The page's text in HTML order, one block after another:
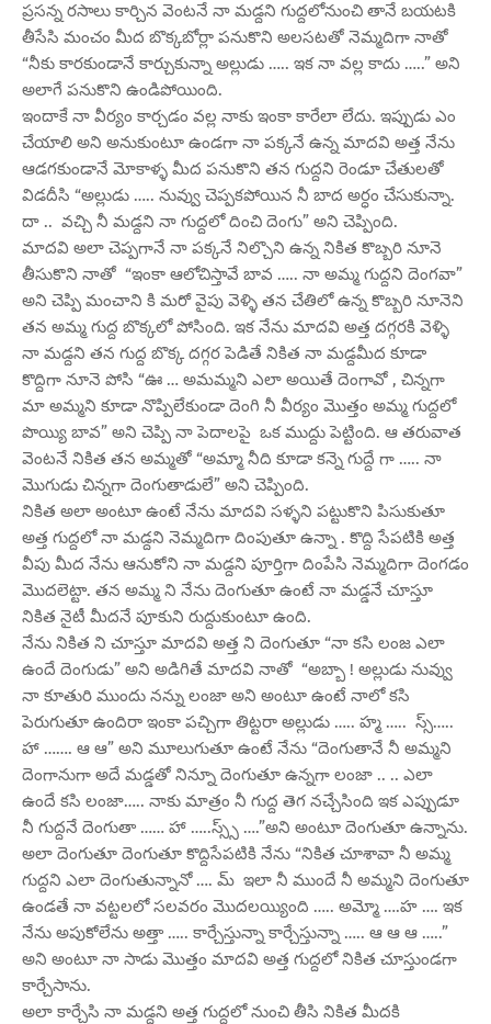
ప్రసన్న రసాలు కార్చిన వెంటనే నా మడ్దని గుద్దలోనుంచి తానే బయటకి
తీసేసి మంచం మీద బొక్కబోర్లా పనుకొని అలసటతో నెమ్మదిగా నాతో
“నీకు కారకుండానే కార్చుకున్నా అల్లుడు ….. ఇక నా వల్ల కాదు …..” అని
అలాగే పనుకొని ఉండిపోయింది.
ఇందాకే నా వీర్యం కార్చడం వల్ల నాకు ఇంకా కారేలా లేదు. ఇప్పుడు ఎం
చేయాలి అని అనుకుంటూ ఉండగా నా పక్కనే ఉన్న మాదవి అత్త నేను
ఆడగకుండానే మోకాళ్ళ మీద పనుకొని తన గుద్దని రెండూ చేతులతో
విడదీసి “అల్లుడు ….. నువ్వు చెప్పకపోయిన నీ బాద అర్ధం చేసుకున్నా.
దా .. వచ్చి నీ మడ్దని నా గుద్దలో దించి దెంగు” అని చెప్పింది.
మాదవి అలా చెప్పగానే నా పక్కనే నిల్చొని ఉన్న నికిత కొబ్బరి నూనె
తీసుకొని నాతో “ఇంకా ఆలోచిస్తావే బావ ….. నా అమ్మ గుద్దని దెంగవా”
అని చెప్పి మంచాని కి మరో వైపు వెళ్ళి తన చేతిలో ఉన్న కొబ్బరి నూనెని
తన అమ్మ గుద్ద బొక్కలో పోసింది. ఇక నేను మాదవి అత్త దగ్గరకి వెళ్ళి
నా మడ్దని తన గుద్ద బొక్క దగ్గర పెడితే నికిత నా మడ్దమీద కూడా
కొద్దిగా నూనె పోసి “ఊ … అమమ్మని ఎలా అయితే దెంగావో , చిన్నగా
మా అమ్మని కూడా నొప్పిలేకుండా దెంగి నీ వీర్యం మొత్తం అమ్మ గుద్దలో
పొయ్యి బావ” అని చెప్పి నా పెదాలపై ఒక ముద్దు పెట్టింది. ఆ తరువాత
వెంటనే నికిత తన అమ్మతో “అమ్మా నీది కూడా కన్నె గుద్దే గా ….. నా
మొగుడు చిన్నగా దెంగుతాడులే” అని చెప్పింది.
నికిత అలా అంటూ ఉంటే నేను మాదవి సళ్ళని పట్టుకొని పిసుకుతూ
అత్త గుద్దలో నా మడ్దని నెమ్మదిగా దింపుతూ ఉన్నా . కొద్ది సేపటికి అత్త
వీపు మీద నేను ఆనుకోని నా మడ్దని పూర్తిగా దింపేసి నెమ్మదిగా దెంగడం
మొదలెట్టా. తన అమ్మ ని నేను దెంగుతూ ఉంటే నా మడ్డనే చూస్తూ
నికిత నైటీ మీదనే పూకుని రుద్దుకుంటూ ఉంది.
నేను నికిత ని చూస్తూ మాదవి అత్త ని దెంగుతూ “నా కసి లంజ ఎలా
ఉందే దెంగుడు” అని అడిగితే మాదవి నాతో “అబ్బా ! అల్లుడు నువ్వు
నా కూతురి ముందు నన్ను లంజా అని అంటూ ఉంటే నాలో కసి
పెరుగుతూ ఉందిరా ఇంకా పచ్చిగా తిట్టరా అల్లుడు ….. హ్మ ….. స్స్…..
హా ……. ఆ ఆ” అని మూలుగుతూ ఉంటే నేను “దెంగుతానే నీ అమ్మని
దెంగానుగా అదే మడ్డతో నిన్నూ దెంగుతూ ఉన్నగా లంజా .. .. ఎలా
ఉందే కసి లంజా….. నాకు మాత్రం నీ గుద్ద తెగ నచ్చేసింది ఇక ఎప్పుడూ
నీ గుద్దనే దెంగుతా …… హా …..స్స్స్ ….”అని అంటూ దెంగుతూ ఉన్నాను.
అలా దెంగుతూ దెంగుతూ కొద్దిసేపటికి నేను “నికిత చూశావా నీ అమ్మ
గుద్దని ఎలా దెంగుతున్నానో …. మ్ ఇలా నీ ముందే నీ అమ్మని దెంగుతూ
ఉండతే నా వట్టలలో సలవరం మొదలయ్యింది ….. అమ్మో ….హ …. ఇక
నేను అపుకోలేను అత్తా ….. కార్చేస్తున్నా కార్చేస్తున్నా ….. ఆ ఆ ఆ …..”
అని అంటూ నా సాడు మొత్తం మాదవి అత్త గుద్దలో నికిత చూస్తుండగా
కార్చేసాను.
అలా కార్చేసి నా మడ్దని అత్త గుద్దలో నుంచి తీసి నికిత మీదకి